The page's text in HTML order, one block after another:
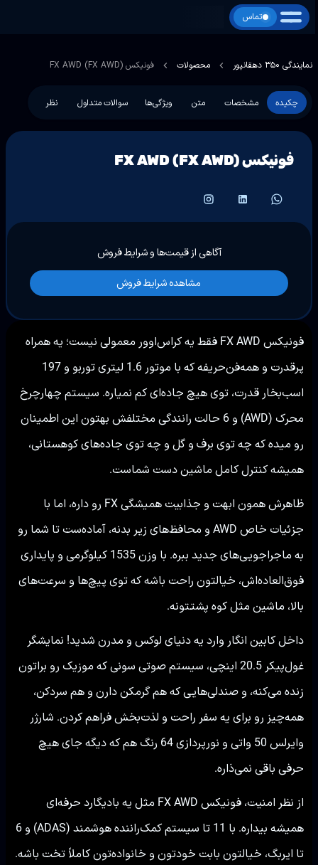
تماس
نمایندگی 350 دهقانپور محصولات فونیکس FX AWD (FX AWD)
چکیده مشخصات متن ویژگی‌ها سوالات متداول نظر
فونیکس FX AWD (FX AWD)
آگاهی از قیمت‌ها و شرایط فروش
مشاهده شرایط فروش
فونیکس FX AWD فقط یه کراس‌اوور معمولی نیست؛ یه همراه
پرقدرت و همه‌فن‌حریفه که با موتور 1.6 لیتری توربو و 197
اسب‌بخار قدرت، توی هیچ جاده‌ای کم نمیاره. سیستم چهارچرخ
محرک (AWD) و 6 حالت رانندگی مختلفش بهتون این اطمینان
رو میده که چه توی برف و گل و چه توی جاده‌های کوهستانی،
همیشه کنترل کامل ماشین دست شماست.
ظاهرش همون ابهت و جذابیت همیشگی FX رو داره، اما با
جزئیات خاص AWD و محافظ‌های زیر بدنه، آماده‌ست تا شما رو
به ماجراجویی‌های جدید ببره. با وزن 1535 کیلوگرمی و پایداری
فوق‌العاده‌اش، خیالتون راحت باشه که توی پیچ‌ها و سرعت‌های
بالا، ماشین مثل کوه پشتتونه.
داخل کابین انگار وارد یه دنیای لوکس و مدرن شدید! نمایشگر
غول‌پیکر 20.5 اینچی، سیستم صوتی سونی که موزیک رو براتون
زنده می‌کنه، و صندلی‌هایی که هم گرمکن دارن و هم سردکن،
همه‌چیز رو برای یه سفر راحت و لذت‌بخش فراهم کردن. شارژر
وایرلس 50 واتی و نورپردازی 64 رنگ هم که دیگه جای هیچ
حرفی باقی نمی‌ذاره.
از نظر امنیت، فونیکس FX AWD مثل یه بادیگارد حرفه‌ای
همیشه بیداره. با 11 تا سیستم کمک‌راننده هوشمند (ADAS) و 6
تا ایربگ، خیالتون بابت خودتون و خانواده‌تون کاملاً تخت باشه.